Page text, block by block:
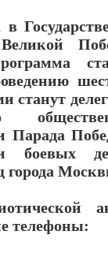
в
станут
Парада
боевых
города
телефоны: